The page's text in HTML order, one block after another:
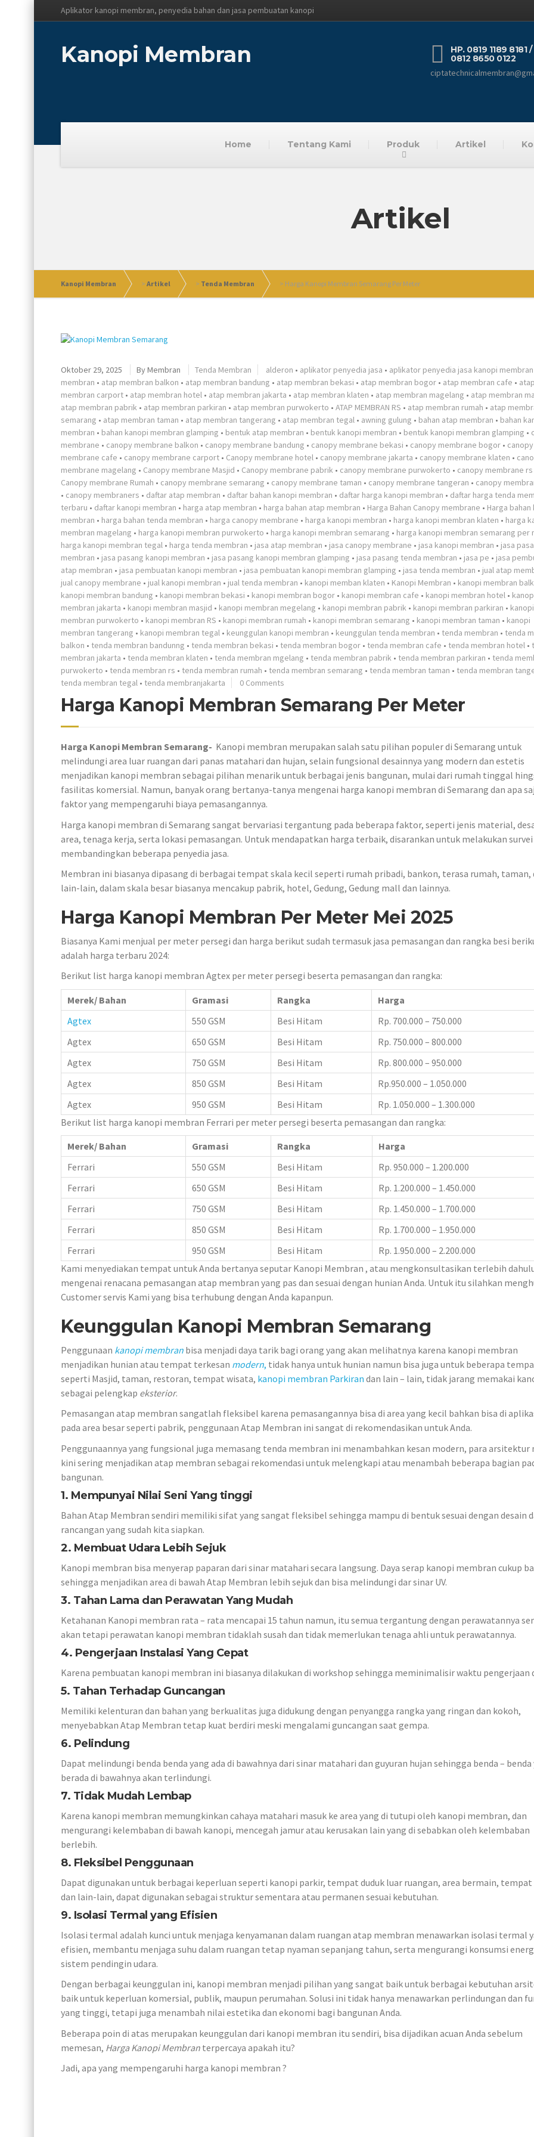
Aplikator kanopi membran, penyedia bahan dan jasa pembuatan kanopi
Kanopi Membran
HP. 0819 1189 8181 /
0812 8650 0122
Home Tentang Kami Produk Artikel
Artikel
Kanopi Membran > Artikel > Tenda Membran > Harga Kanopi Membran Semarang Per Meter
Oktober 29, 2025 ByMembran Tenda Membran alderon • aplikator penyedia jasa • aplikator penyedia jasa kanopi membran
membran • atap membran balkon • atap membran bandung • atap membran bekasi • atap membran bogor • atap membran cafe • atap
membran carport • atap membran hotel • atap membran jakarta • atap membran klaten • atap membran magelang • atap membran
atap membran pabrik • atap membran parkiran • atap membran purwokerto • ATAP MEMBRAN RS • atap membran rumah • atap
semarang • atap membran taman • atap membran tangerang • atap membran tegal • awning gulung • bahan atap membran • bahan
membran • bahan kanopi membran glamping • bentuk atap membran • bentuk kanopi membran • bentuk kanopi membran glamping •
membrane • canopy membrane balkon • canopy membrane bandung • canopy membrane bekasi • canopy membrane bogor • canopy
membrane cafe • canopy membrane carport • Canopy membrane hotel • canopy membrane jakarta • canopy membrane klaten •
membrane magelang • Canopy membrane Masjid • Canopy membrane pabrik • canopy membrane purwokerto • canopy membrane rs
Canopy membrane Rumah • canopy membrane semarang • canopy membrane taman • canopy membrane tangeran • canopy
• canopy membraners • daftar atap membran • daftar bahan kanopi membran • daftar harga kanopi membran • daftar harga tenda
terbaru • daftar kanopi membran • harga atap membran • harga bahan atap membran • Harga Bahan Canopy membrane • Harga bahan
membran • harga bahan tenda membran • harga canopy membrane • harga kanopi membran • harga kanopi membran klaten • harga
membran magelang • harga kanopi membran purwokerto • harga kanopi membran semarang • harga kanopi membran semarang per
harga kanopi membran tegal • harga tenda membran • jasa atap membran • jasa canopy membrane • jasa kanopi membran • jasa
membran • jasa pasang kanopi membran • jasa pasang kanopi membran glamping • jasa pasang tenda membran • jasa pe • jasa
atap membran • jasa pembuatan kanopi membran • jasa pembuatan kanopi membran glamping • jasa tenda membran • jual atap
jual canopy membrane • jual kanopi membran • jual tenda membran • kanopi memban klaten • Kanopi Membran • kanopi membran
kanopi membran bandung • kanopi membran bekasi • kanopi membran bogor • kanopi membran cafe • kanopi membran hotel •
membran jakarta • kanopi membran masjid • kanopi membran megelang • kanopi membran pabrik • kanopi membran parkiran • kanopi
membran purwokerto • kanopi membran RS • kanopi membran rumah • kanopi membran semarang • kanopi membran taman • kanopi
membran tangerang • kanopi membran tegal • keunggulan kanopi membran • keunggulan tenda membran • tenda membran • tenda
balkon • tenda membran bandunng • tenda membran bekasi • tenda membran bogor • tenda membran cafe • tenda membran hotel •
membran jakarta • tenda membran klaten • tenda membran mgelang • tenda membran pabrik • tenda membran parkiran • tenda
purwokerto • tenda membran rs • tenda membran rumah • tenda membran semarang • tenda membran taman • tenda membran
tenda membran tegal • tenda membranjakarta 0 Comments
Harga Kanopi Membran Semarang Per Meter
Harga Kanopi Membran Semarang- Kanopi membran merupakan salah satu pilihan populer di Semarang untuk
melindungi area luar ruangan dari panas matahari dan hujan, selain fungsional desainnya yang modern dan estetis
menjadikan kanopi membran sebagai pilihan menarik untuk berbagai jenis bangunan, mulai dari rumah tinggal
fasilitas komersial. Namun, banyak orang bertanya-tanya mengenai harga kanopi membran di Semarang dan apa
faktor yang mempengaruhi biaya pemasangannya.
Harga kanopi membran di Semarang sangat bervariasi tergantung pada beberapa faktor, seperti jenis material,
area, tenaga kerja, serta lokasi pemasangan. Untuk mendapatkan harga terbaik, disarankan untuk melakukan survei
membandingkan beberapa penyedia jasa.
Membran ini biasanya dipasang di berbagai tempat skala kecil seperti rumah pribadi, bankon, terasa rumah, taman,
lain-lain, dalam skala besar biasanya mencakup pabrik, hotel, Gedung, Gedung mall dan lainnya.
Harga Kanopi Membran Per Meter Mei 2025
Biasanya Kami menjual per meter persegi dan harga berikut sudah termasuk jasa pemasangan dan rangka besi
adalah harga terbaru 2024:
Berikut list harga kanopi membran Agtex per meter persegi beserta pemasangan dan rangka:
Merek/ Bahan Gramasi Rangka
Harga
Agtex
550 GSM Besi Hitam
Rp. 700.000 – 750.000
Agtex
650 GSM Besi Hitam
Rp. 750.000 – 800.000
Agtex
750 GSM Besi Hitam
Rp. 800.000 – 950.000
Agtex
850 GSM Besi Hitam
Rp.950.000 – 1.050.000
Agtex
950 GSM Besi Hitam
Rp. 1.050.000 – 1.300.000
Berikut list harga kanopi membran Ferrari per meter persegi beserta pemasangan dan rangka:
Merek/ Bahan Gramasi Rangka
Harga
Ferrari
550 GSM Besi Hitam
Rp. 950.000 – 1.200.000
Ferrari
650 GSM Besi Hitam
Rp. 1.200.000 – 1.450.000
Ferrari
750 GSM Besi Hitam
Rp. 1.450.000 – 1.700.000
Ferrari
850 GSM Besi Hitam
Rp. 1.700.000 – 1.950.000
Ferrari
950 GSM Besi Hitam
Rp. 1.950.000 – 2.200.000
Kami menyediakan tempat untuk Anda bertanya seputar Kanopi Membran , atau mengkonsultasikan terlebih
mengenai renacana pemasangan atap membran yang pas dan sesuai dengan hunian Anda. Untuk itu silahkan
Customer servis Kami yang bisa terhubung dengan Anda kapanpun.
Keunggulan Kanopi Membran Semarang
Penggunaan kanopi membran bisa menjadi daya tarik bagi orang yang akan melihatnya karena kanopi membran
menjadikan hunian atau tempat terkesan modern, tidak hanya untuk hunian namun bisa juga untuk beberapa
seperti Masjid, taman, restoran, tempat wisata, kanopi membran Parkiran dan lain – lain, tidak jarang memakai
sebagai pelengkap eksterior.
Pemasangan atap membran sangatlah fleksibel karena pemasangannya bisa di area yang kecil bahkan bisa di
pada area besar seperti pabrik, penggunaan Atap Membran ini sangat di rekomendasikan untuk Anda.
Penggunaannya yang fungsional juga memasang tenda membran ini menambahkan kesan modern, para arsitektur
kini sering menjadikan atap membran sebagai rekomendasi untuk melengkapi atau menambah beberapa bagian
bangunan.
1. Mempunyai Nilai Seni Yang tinggi
Bahan Atap Membran sendiri memiliki sifat yang sangat fleksibel sehingga mampu di bentuk sesuai dengan desain
rancangan yang sudah kita siapkan.
2. Membuat Udara Lebih Sejuk
Kanopi membran bisa menyerap paparan dari sinar matahari secara langsung. Daya serap kanopi membran cukup
sehingga menjadikan area di bawah Atap Membran lebih sejuk dan bisa melindungi dar sinar UV.
3. Tahan Lama dan Perawatan Yang Mudah
Ketahanan Kanopi membran rata – rata mencapai 15 tahun namun, itu semua tergantung dengan perawatannya
akan tetapi perawatan kanopi membran tidaklah susah dan tidak memerlukan tenaga ahli untuk perawatannya.
4. Pengerjaan Instalasi Yang Cepat
Karena pembuatan kanopi membran ini biasanya dilakukan di workshop sehingga meminimalisir waktu pengerjaan
5. Tahan Terhadap Guncangan
Memiliki kelenturan dan bahan yang berkualitas juga didukung dengan penyangga rangka yang ringan dan kokoh,
menyebabkan Atap Membran tetap kuat berdiri meski mengalami guncangan saat gempa.
6. Pelindung
Dapat melindungi benda benda yang ada di bawahnya dari sinar matahari dan guyuran hujan sehingga benda – benda
berada di bawahnya akan terlindungi.
7. Tidak Mudah Lembap
Karena kanopi membran memungkinkan cahaya matahari masuk ke area yang di tutupi oleh kanopi membran, dan
mengurangi kelembaban di bawah kanopi, mencegah jamur atau kerusakan lain yang di sebabkan oleh kelembaban
berlebih.
8. Fleksibel Penggunaan
Dapat digunakan untuk berbagai keperluan seperti kanopi parkir, tempat duduk luar ruangan, area bermain, tempat
dan lain-lain, dapat digunakan sebagai struktur sementara atau permanen sesuai kebutuhan.
9. Isolasi Termal yang Efisien
Isolasi termal adalah kunci untuk menjaga kenyamanan dalam ruangan atap membran menawarkan isolasi termal
efisien, membantu menjaga suhu dalam ruangan tetap nyaman sepanjang tahun, serta mengurangi konsumsi
sistem pendingin udara.
Dengan berbagai keunggulan ini, kanopi membran menjadi pilihan yang sangat baik untuk berbagai kebutuhan
baik untuk keperluan komersial, publik, maupun perumahan. Solusi ini tidak hanya menawarkan perlindungan dan
yang tinggi, tetapi juga menambah nilai estetika dan ekonomi bagi bangunan Anda.
Beberapa poin di atas merupakan keunggulan dari kanopi membran itu sendiri, bisa dijadikan acuan Anda sebelum
memesan, Harga Kanopi Membran terpercaya apakah itu?
Jadi, apa yang mempengaruhi harga kanopi membran ?